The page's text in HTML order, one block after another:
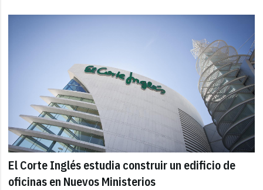
El Corte Inglés estudia construir un edificio de
oficinas en Nuevos Ministerios